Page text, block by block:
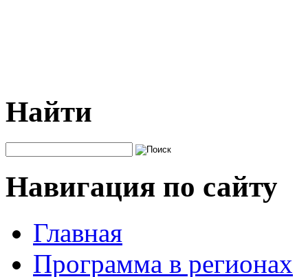
Найти
Навигация по сайту
Главная
Программа в регионах